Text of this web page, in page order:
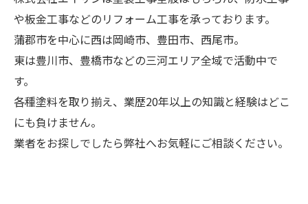
や板金工事などのリフォーム工事を承っております。
蒲郡市を中心に西は岡崎市、豊田市、西尾市。
東は豊川市、豊橋市などの三河エリア全域で活動中で
す。
各種塗料を取り揃え、業歴20年以上の知識と経験はどこ
にも負けません。
業者をお探しでしたら弊社へお気軽にご相談ください。